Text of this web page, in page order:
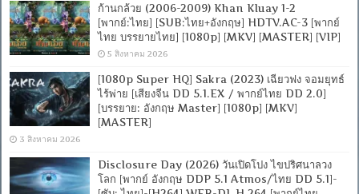
ก้านกล้วย (2006-2009) Khan Kluay 1-2
[พากย์:ไทย] [SUB:ไทย+อังกฤษ] HDTV.AC-3 [พากย์
ไทย บรรยายไทย] [1080p] [MKV] [MASTER] [VIP]
5 สิงหาคม 2026
[1080p Super HQ] Sakra (2023) เฉียวฟง จอมยุทธ์
ไร้พ่าย [เสียงจีน DD 5.1.EX / พากย์ไทย DD 2.0]
[บรรยาย: อังกฤษ Master] [1080p] [MKV]
[MASTER]
3 สิงหาคม 2026
Disclosure Day (2026) วันเปิดโปง ไขปริศนาลวง
โลก [พากย์ อังกฤษ DDP 5.1 Atmos/ไทย DD 5.1]-